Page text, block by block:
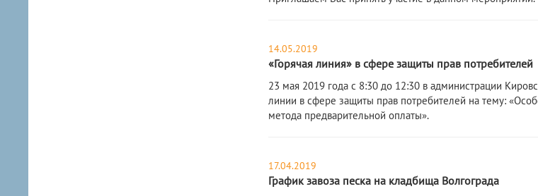
14.05.2019
«Горячая линия» в сфере защиты прав потребителей
23 мая 2019 года с 8:30 до 12:30 в администрации
линии в сфере защиты прав потребителей на тему:
метода предварительной оплаты».
17.04.2019
График завоза песка на кладбища Волгограда